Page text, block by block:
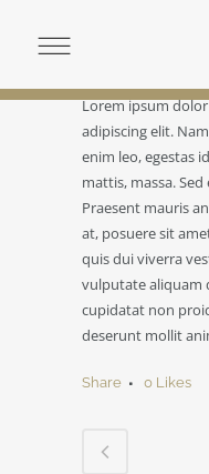
ABOUT THIS
Lorem ipsum
adipiscing elit.
enim leo, egestas
mattis, massa.
Praesent mauris
at, posuere sit
quis dui viverra
vulputate aliquam
cupidatat non
deserunt mollit
Share 0 Likes